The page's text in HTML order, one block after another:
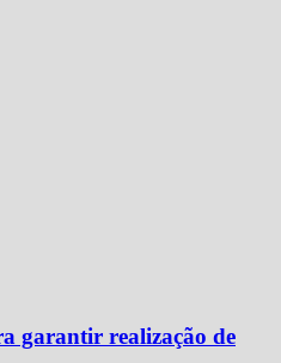
garantir realização de